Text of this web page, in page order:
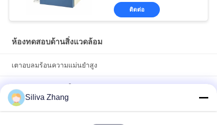
ติดต่อ
ห้องทดสอบด้านสิ่งแวดล้อม
เตาอบลมร้อนความแม่นยำสูง
เตาอบความแม่นยำในห้องปฏิบัติการ 200 องศา พร้อมระบบ
ทำความร้อน PID+S.S.R, สแตนเลสสตีล SUS 304 และความแม่นยำ
±0.3°C
Siliva Zhang